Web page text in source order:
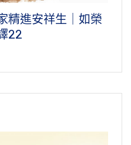
精進安祥生｜如榮
22